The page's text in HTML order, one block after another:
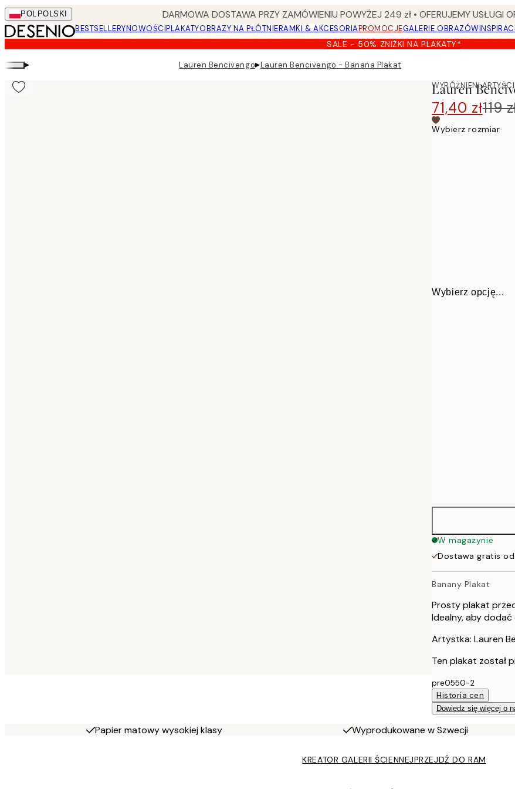
Skip
to
main
content.
POL POLSKI DARMOWA DOSTAWA PRZY ZAMÓWIENIU POWYŻEJ 249 zł • OFERUJEMY USŁUGI
BESTSELLERYNOWOŚCIPLAKATYOBRAZY NA PŁÓTNIERAMKI & AKCESORIAPROMOCJEGALERIE OBRAZÓW
SALE - 50% ZNIŻKI NA PLAKATY*
▸ Lauren Bencivengo▸Lauren Bencivengo - Banana Plakat
WYRÓŻNIENI ARTYŚCI
Lauren
71,40 zł119
Wybierz rozmiar
Wybierz opcję...
W magazynie
Dostawa gratis
Banany Plakat
Prosty plakat
Idealny, aby
Artystka: Lauren
Ten plakat został
pre0550-2
Historia cen
Dowiedz się więcej o
Papier matowy wysokiej klasy Wyprodukowane w Szwecji
KREATOR GALERII ŚCIENNEJPRZEJDŹ DO RAM